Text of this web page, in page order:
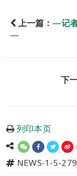
上一篇： —记者
—
下
列印本页
NEWS-1-5-